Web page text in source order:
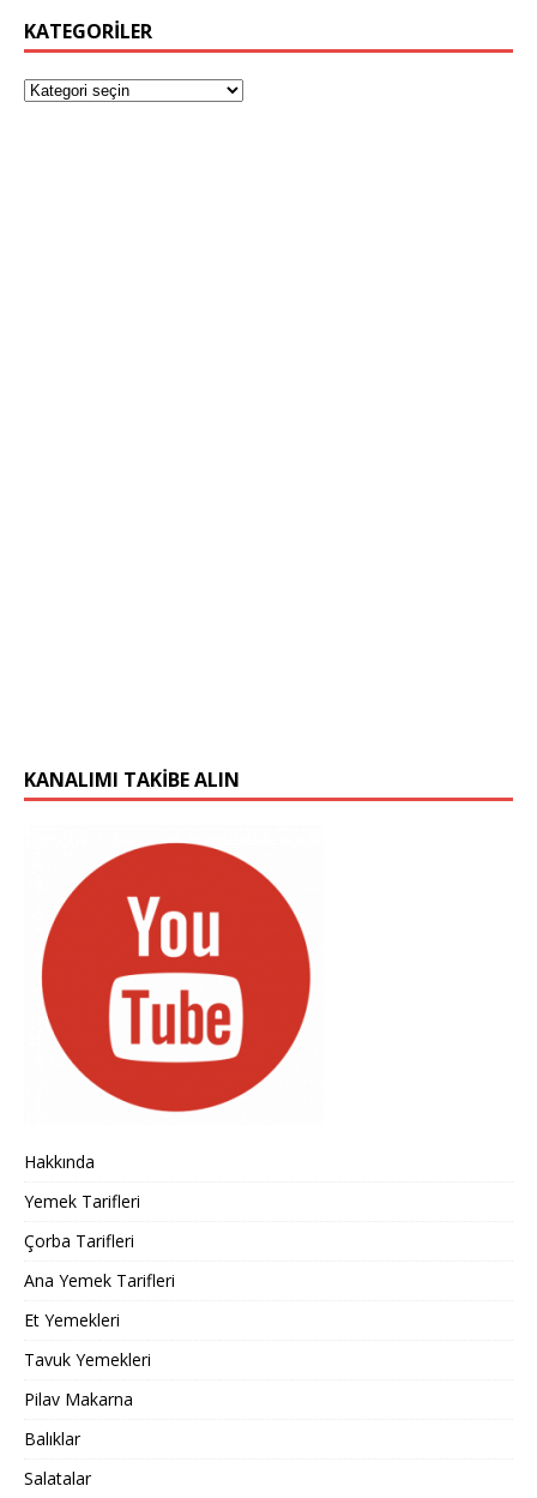
KATEGORILER
KANALIMI TAKIBE ALIN
Hakkında
Yemek Tarifleri
Çorba Tarifleri
Ana Yemek Tarifleri
Et Yemekleri
Tavuk Yemekleri
Pilav Makarna
Balıklar
Salatalar